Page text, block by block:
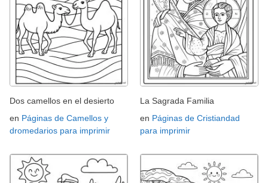
Dos camellos en el desierto
en Páginas de Camellos y
dromedarios para imprimir
La Sagrada Familia
en Páginas de Cristiandad
para imprimir